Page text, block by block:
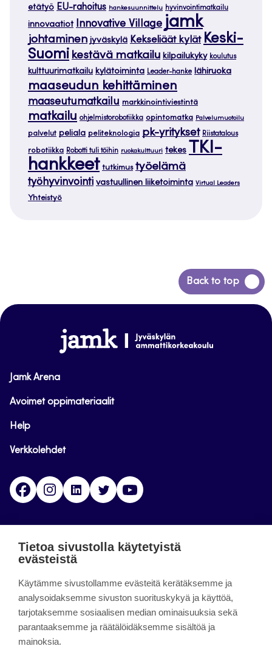
etätyö EU-rahoitus hankesuunnittelu hyvinvointimatkailu
innovaatiot Innovative Village jamk
johtaminen jyväskylä Kekseliäät kylät Keski-
Suomi kestävä matkailu kilpailukyky koulutus
kulttuurimatkailu kylätoiminta Leader-hanke lähiruoka
maaseudun kehittäminen
maaseutumatkailu markkinointiviestintä
matkailu ohjelmistorobotiikka opintomatka Palvelumuotoilu
palvelut peliala peliteknologia pk-yritykset Riistatalous
robotiikka Robotti tuli töihin ruokakulttuuri tekes
TKI-
hankkeet tutkimus työelämä
työhyvinvointi vastuullinen liiketoiminta Virtual Leaders
Yhteistyö
Back to top
Siirry
takaisin
www.jamk.fi
Jamk Arena
Avoimet oppimateriaalit
Help
Verkkolehdet
FacebookInstagramLinkedinTwitter
päättynyt 11.9.2023.
About the site
Käyttöehdot
Tietoa sivustolla käytetyistä
evästeistä
Käytämme sivustollamme evästeitä kerätäksemme ja
analysoidaksemme sivuston suorituskykyä ja käyttöä,
tarjotaksemme sosiaalisen median ominaisuuksia sekä
parantaaksemme ja räätälöidäksemme sisältöä ja
mainoksia.